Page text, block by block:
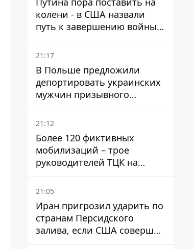
колени - в США назвали
путь к завершению войны -
National Security Journal
21:17
В Польше предложили
депортировать украинских
мужчин призывного
возраста - кого это может
затронуть
21:12
Более 120 фиктивных
мобилизаций – трое
руководителей ТЦК на
Волыни и Буковине
получили подозрения за
21:05
Иран пригрозил ударить по
странам Персидского
залива, если США совершат
хотя бы одну атаку - Reuters